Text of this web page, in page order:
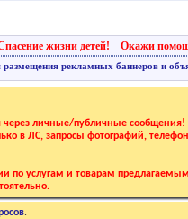
жизни детей! Окажи
размещения рекламных баннеров и
через личные/публичные сообщения!
в ЛС, запросы фотографий,
по услугам и товарам
.